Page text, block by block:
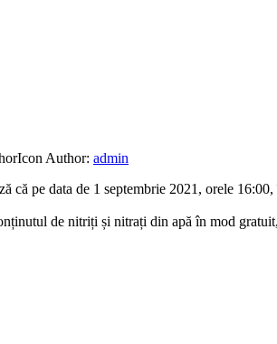
Author: admin
pe data de 1 septembrie 2021, orele
de nitriți și nitrați din apă în mod